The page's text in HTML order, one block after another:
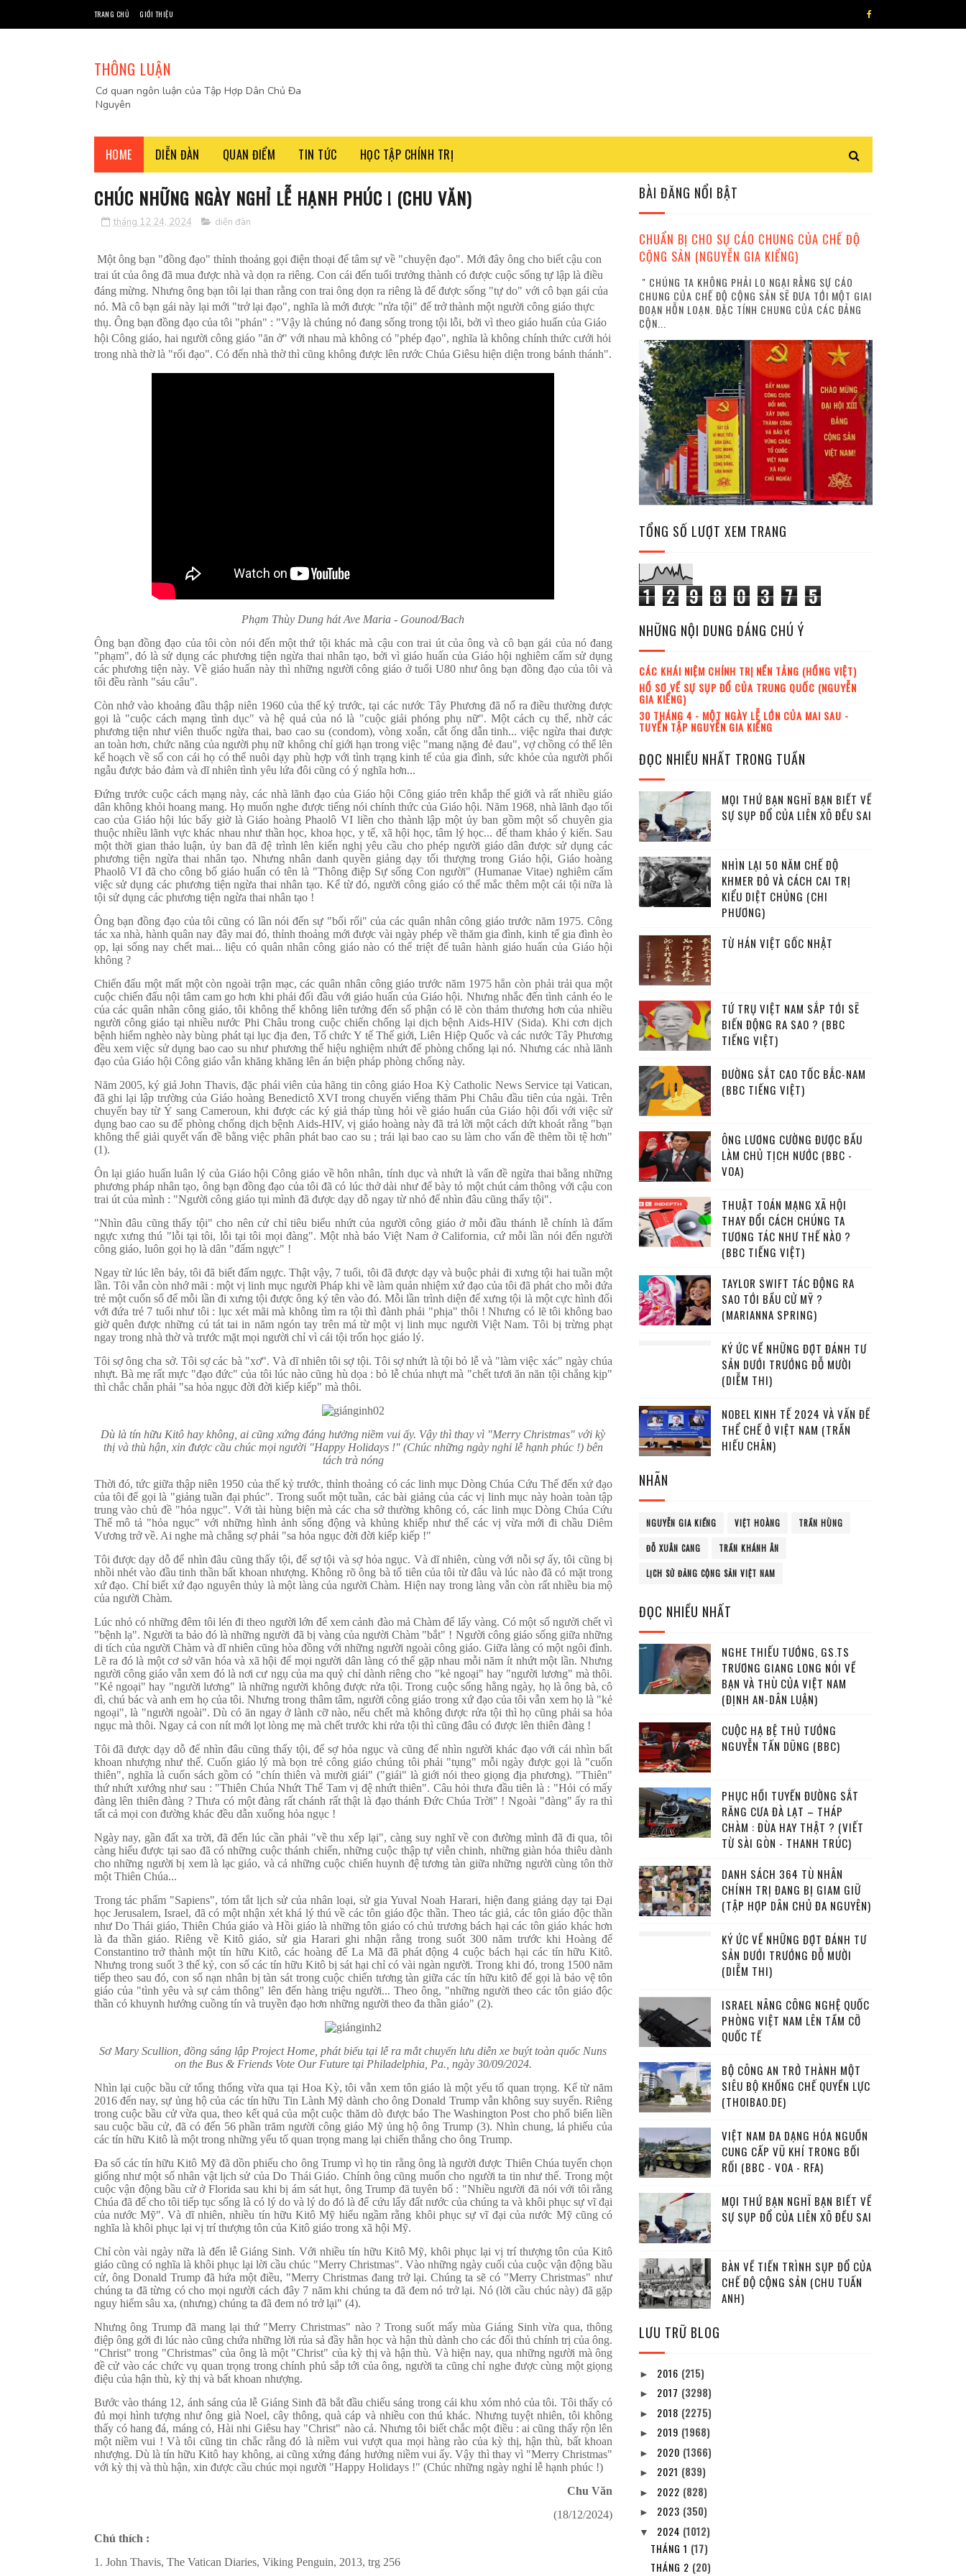
TRANG CHỦ GIỚI THIỆU
THÔNG LUẬN
Cơ quan ngôn luận của Tập Hợp Dân Chủ Đa
Nguyên
HOME DIỄN ĐÀN QUAN ĐIỂM TIN TỨC HỌC TẬP CHÍNH TRỊ
CHÚC NHỮNG NGÀY NGHỈ LỄ HẠNH PHÚC ! (CHU VĂN)
tháng 12 24, 2024 diễn đàn
Một ông bạn "đồng đạo" thỉnh thoảng gọi điện thoại để tâm sự về "chuyện đạo". Mới đây ông cho biết cậu con
trai út của ông đã mua được nhà và dọn ra riêng. Con cái đến tuổi trưởng thành có được cuộc sống tự lập là điều
đáng mừng. Nhưng ông bạn tôi lại than rằng con trai ông dọn ra riêng là để được sống "tự do" với cô bạn gái của
nó. Mà cô bạn gái này lại mới "trở lại đạo", nghĩa là mới được "rửa tội" để trở thành một người công giáo thực
thụ. Ông bạn đồng đạo của tôi "phán" : "Vậy là chúng nó đang sống trong tội lỗi, bởi vì theo giáo huấn của Giáo
hội Công giáo, hai người công giáo "ăn ở" với nhau mà không có "phép đạo", nghĩa là không chính thức cưới hỏi
trong nhà thờ là "rối đạo". Có đến nhà thờ thì cũng không được lên rước Chúa Giêsu hiện diện trong bánh thánh".
Phạm Thùy Dung hát Ave Maria - Gounod/Bach
Ông bạn đồng đạo của tôi còn nói đến một thứ tội khác mà cậu con trai út của ông và cô bạn gái của nó đang
"phạm", đó là sử dụng các phương tiện ngừa thai nhân tạo, bởi vì giáo huấn của Giáo hội nghiêm cấm sử dụng
các phương tiện này. Về giáo huấn này thì những người công giáo ở tuổi U80 như ông bạn đồng đạo của tôi và
tôi đều rành "sáu câu".
Còn nhớ vào khoảng đầu thập niên 1960 của thế kỷ trước, tại các nước Tây Phương đã nổ ra điều thường được
gọi là "cuộc cách mạng tình dục" và hệ quả của nó là "cuộc giải phóng phụ nữ". Một cách cụ thể, nhờ các
phương tiện như viên thuốc ngừa thai, bao cao su (condom), vòng xoắn, cắt ống dẫn tinh... việc ngừa thai được
an toàn hơn, chức năng của người phụ nữ không chỉ giới hạn trong việc "mang nặng đẻ đau", vợ chồng có thể lên
kế hoạch về số con cái họ có thể nuôi dạy phù hợp với tình trạng kinh tế của gia đình, sức khỏe của người phối
ngẫu được bảo đảm và dĩ nhiên tình yêu lứa đôi cũng có ý nghĩa hơn...
Đứng trước cuộc cách mạng này, các nhà lãnh đạo của Giáo hội Công giáo trên khắp thế giới và rất nhiều giáo
dân không khỏi hoang mang. Họ muốn nghe được tiếng nói chính thức của Giáo hội. Năm 1968, nhà lãnh đạo tối
cao của Giáo hội lúc bấy giờ là Giáo hoàng Phaolô VI liền cho thành lập một ủy ban gồm một số chuyên gia
thuộc nhiều lãnh vực khác nhau như thần học, khoa học, y tế, xã hội học, tâm lý học... để tham khảo ý kiến. Sau
một thời gian thảo luận, ủy ban đã đệ trình lên kiến nghị yêu cầu cho phép người giáo dân được sử dụng các
phương tiện ngừa thai nhân tạo. Nhưng nhân danh quyền giảng dạy tối thượng trong Giáo hội, Giáo hoàng
Phaolô VI đã cho công bố giáo huấn có tên là "Thông điệp Sự sống Con người" (Humanae Vitae) nghiêm cấm
việc sử dụng các phương tiện ngừa thai nhân tạo. Kể từ đó, người công giáo có thể mắc thêm một cái tội nữa là
tội sử dụng các phương tiện ngừa thai nhân tạo !
Ông bạn đồng đạo của tôi cũng có lần nói đến sự "bối rối" của các quân nhân công giáo trước năm 1975. Công
tác xa nhà, hành quân nay đây mai đó, thỉnh thoảng mới được vài ngày phép về thăm gia đình, kinh tế gia đình èo
ọp, lại sống nay chết mai... liệu có quân nhân công giáo nào có thể triệt để tuân hành giáo huấn của Giáo hội
không ?
Chiến đấu một mất một còn ngoài trận mạc, các quân nhân công giáo trước năm 1975 hẳn còn phải trải qua một
cuộc chiến đấu nội tâm cam go hơn khi phải đối đầu với giáo huấn của Giáo hội. Nhưng nhắc đến tình cảnh éo le
của các quân nhân công giáo, tôi không thể không liên tưởng đến số phận có lẽ còn thảm thương hơn của nhiều
người công giáo tại nhiều nước Phi Châu trong cuộc chiến chống lại dịch bệnh Aids-HIV (Sida). Khi cơn dịch
bệnh hiểm nghèo này bùng phát tại lục địa đen, Tổ chức Y tế Thế giới, Liên Hiệp Quốc và các nước Tây Phương
đều xem việc sử dụng bao cao su như phương thế hiệu nghiệm nhứt để phòng chống lại nó. Nhưng các nhà lãnh
đạo của Giáo hội Công giáo vẫn khăng khăng lên án biện pháp phòng chống này.
Năm 2005, ký giả John Thavis, đặc phái viên của hãng tin công giáo Hoa Kỳ Catholic News Service tại Vatican,
đã ghi lại lập trường của Giáo hoàng Benedictô XVI trong chuyến viếng thăm Phi Châu đầu tiên của ngài. Trên
chuyến bay từ Ý sang Cameroun, khi được các ký giả tháp tùng hỏi về giáo huấn của Giáo hội đối với việc sử
dụng bao cao su để phòng chống dịch bệnh Aids-HIV, vị giáo hoàng này đã trả lời một cách dứt khoát rằng "bạn
không thể giải quyết vấn đề bằng việc phân phát bao cao su ; trái lại bao cao su làm cho vấn đề thêm tồi tệ hơn"
(1).
Ôn lại giáo huấn luân lý của Giáo hội Công giáo về hôn nhân, tính dục và nhứt là vấn đề ngừa thai bằng những
phương pháp nhân tạo, ông bạn đồng đạo của tôi đã có lúc thở dài như để bày tỏ một chút cảm thông với cậu con
trai út của mình : "Người công giáo tụi mình đã được dạy dỗ ngay từ nhỏ để nhìn đâu cũng thấy tội".
"Nhìn đâu cũng thấy tội" cho nên cử chỉ tiêu biểu nhứt của người công giáo ở mỗi đầu thánh lễ chính là đấm
ngực xưng thú "lỗi tại tôi, lỗi tại tôi mọi đàng". Một nhà báo Việt Nam ở California, cứ mỗi lần nói đến người
công giáo, luôn gọi họ là dân "đấm ngực" !
Ngay từ lúc lên bảy, tôi đã biết đấm ngực. Thật vậy, 7 tuổi, tôi đã được dạy và buộc phải đi xưng tội hai tuần một
lần. Tôi vẫn còn nhớ mãi : một vị linh mục người Pháp khi về làm quản nhiệm xứ đạo của tôi đã phát cho mỗi đứa
trẻ một cuốn sổ để mỗi lần đi xưng tội được ông ký tên vào đó. Mỗi lần trình diện để xưng tội là một cực hình đối
với đứa trẻ 7 tuổi như tôi : lục xét mãi mà không tìm ra tội thì đành phải "phịa" thôi ! Nhưng có lẽ tôi không bao
giờ quên được những cú tát tai in năm ngón tay trên má từ một vị linh mục người Việt Nam. Tôi bị trừng phạt
ngay trong nhà thờ và trước mặt mọi người chỉ vì cái tội trốn học giáo lý.
Tôi sợ ông cha sở. Tôi sợ các bà "xơ". Và dĩ nhiên tôi sợ tội. Tôi sợ nhứt là tội bỏ lễ và "làm việc xác" ngày chúa
nhựt. Bà mẹ rất mực "đạo đức" của tôi lúc nào cũng hù dọa : bỏ lễ chúa nhựt mà "chết tươi ăn năn tội chẳng kịp"
thì chắc chắn phải "sa hỏa ngục đời đời kiếp kiếp" mà thôi.
Dù là tín hữu Kitô hay không, ai cũng xứng đáng hưởng niềm vui ấy. Vậy thì thay vì "Merry Christmas" với kỳ
thị và thù hận, xin được cầu chúc mọi người "Happy Holidays !" (Chúc những ngày nghỉ lễ hạnh phúc !) bên
tách trà nóng
Thời đó, tức giữa thập niên 1950 của thế kỷ trước, thỉnh thoảng có các linh mục Dòng Chúa Cứu Thế đến xứ đạo
của tôi để gọi là "giảng tuần đại phúc". Trong suốt một tuần, các bài giảng của các vị linh mục này hoàn toàn tập
trung vào chủ đề "hỏa ngục". Với tài hùng biện mà các cha sở thường không có, các linh mục Dòng Chúa Cứu
Thế mô tả "hỏa ngục" với những hình ảnh sống động và khủng khiếp như thể các vị vừa mới đi chầu Diêm
Vương trở về. Ai nghe mà chẳng sợ phải "sa hỏa ngục đời đời kiếp kiếp !"
Tôi được dạy dỗ để nhìn đâu cũng thấy tội, để sợ tội và sợ hỏa ngục. Và dĩ nhiên, cùng với nỗi sợ ấy, tôi cũng bị
nhồi nhét vào đầu tinh thần bất khoan nhượng. Không rõ ông bà tổ tiên của tôi từ đâu và lúc nào đã có mặt trong
xứ đạo. Chỉ biết xứ đạo nguyên thủy là một làng của người Chàm. Hiện nay trong làng vẫn còn rất nhiều bia mộ
của người Chàm.
Lúc nhỏ có những đêm tôi lén đi theo người lớn để xem cảnh đào mả Chàm để lấy vàng. Có một số người chết vì
"bệnh lạ". Người ta bảo đó là những người đã bị vàng của người Chàm "bắt" ! Người công giáo sống giữa những
di tích của người Chàm và dĩ nhiên cũng hòa đồng với những người ngoài công giáo. Giữa làng có một ngôi đình.
Lẽ ra đó là một cơ sở văn hóa và xã hội để mọi người dân làng có thể gặp nhau mỗi năm ít nhứt một lần. Nhưng
người công giáo vẫn xem đó là nơi cư ngụ của ma quỷ chỉ dành riêng cho "kẻ ngoại" hay "người lương" mà thôi.
"Kẻ ngoại" hay "người lương" là những người không được rửa tội. Trong cuộc sống hằng ngày, họ là ông bà, cô
dì, chú bác và anh em họ của tôi. Nhưng trong thâm tâm, người công giáo trong xứ đạo của tôi vẫn xem họ là "kẻ
ngoại", là "người ngoài". Dù có ăn ngay ở lành cỡ nào, nếu chết mà không được rửa tội thì họ cũng phải sa hỏa
ngục mà thôi. Ngay cả con nít mới lọt lòng mẹ mà chết trước khi rửa tội thì cũng đâu có được lên thiên đàng !
Tôi đã được dạy dỗ để nhìn đâu cũng thấy tội, để sợ hỏa ngục và cũng để nhìn người khác đạo với cái nhìn bất
khoan nhượng như thế. Cuốn giáo lý mà bọn trẻ công giáo chúng tôi phải "tụng" mỗi ngày được gọi là "cuốn
thiên", nghĩa là cuốn sách gồm có "chín thiên và mười giái" ("giái" là giới nói theo giọng địa phương). "Thiên"
thứ nhứt xướng như sau : "Thiên Chúa Nhứt Thể Tam vị đệ nhứt thiên". Câu hỏi thưa đầu tiên là : "Hỏi có mấy
đàng lên thiên đàng ? Thưa có một đàng rất chánh rất thật là đạo thánh Đức Chúa Trời" ! Ngoài "đàng" ấy ra thì
tất cả mọi con đường khác đều dẫn xuống hỏa ngục !
Ngày nay, gần đất xa trời, đã đến lúc cần phải "về thu xếp lại", càng suy nghĩ về con đường mình đã đi qua, tôi
càng hiểu được tại sao đã có những cuộc thánh chiến, những cuộc thập tự viễn chinh, những giàn hỏa thiêu dành
cho những người bị xem là lạc giáo, và cả những cuộc chiến huynh đệ tương tàn giữa những người cùng tôn thờ
một Thiên Chúa...
Trong tác phẩm "Sapiens", tóm tắt lịch sử của nhân loại, sử gia Yuval Noah Harari, hiện đang giảng dạy tại Đại
học Jerusalem, Israel, đã có một nhận xét khá lý thú về các tôn giáo độc thần. Theo tác giả, các tôn giáo độc thần
như Do Thái giáo, Thiên Chúa giáo và Hồi giáo là những tôn giáo có chủ trương bách hại các tôn giáo khác hơn
là đa thần giáo. Riêng về Kitô giáo, sử gia Harari ghi nhận rằng trong suốt 300 năm trước khi Hoàng đế
Constantino trở thành một tín hữu Kitô, các hoàng đế La Mã đã phát động 4 cuộc bách hại các tín hữu Kitô.
Nhưng trong suốt 3 thế kỷ, con số các tín hữu Kitô bị sát hại chỉ có vài ngàn người. Trong khi đó, trong 1500 năm
tiếp theo sau đó, con số nạn nhân bị tàn sát trong cuộc chiến tương tàn giữa các tín hữu kitô để gọi là bảo vệ tôn
giáo của "tình yêu và sự cảm thông" lên đến hàng triệu người... Theo ông, "những người theo các tôn giáo độc
thần có khuynh hướng cuồng tín và truyền đạo hơn những người theo đa thần giáo" (2).
Sơ Mary Scullion, đồng sáng lập Project Home, phát biểu tại lễ ra mắt chuyến lưu diễn xe buýt toàn quốc Nuns
on the Bus & Friends Vote Our Future tại Philadelphia, Pa., ngày 30/09/2024.
Nhìn lại cuộc bầu cử tổng thống vừa qua tại Hoa Kỳ, tôi vẫn xem tôn giáo là một yếu tố quan trọng. Kể từ năm
2016 đến nay, sự ủng hộ của các tín hữu Tin Lành Mỹ dành cho ông Donald Trump vẫn không suy suyển. Riêng
trong cuộc bầu cử vừa qua, theo kết quả của một cuộc thăm dò được báo The Washington Post cho phổ biến liền
sau cuộc bầu cử, đã có đến 56 phần trăm người công giáo Mỹ ủng hộ ông Trump (3). Nhìn chung, lá phiếu của
các tín hữu Kitô là một trong những yếu tố quan trọng mang lại chiến thắng cho ông Trump.
Đa số các tín hữu Kitô Mỹ đã dồn phiếu cho ông Trump vì họ tin rằng ông là người được Thiên Chúa tuyển chọn
giống như một số nhân vật lịch sử của Do Thái Giáo. Chính ông cũng muốn cho người ta tin như thế. Trong một
cuộc vận động bầu cử ở Florida sau khi bị ám sát hụt, ông Trump đã tuyên bố : "Nhiều người đã nói với tôi rằng
Chúa đã để cho tôi tiếp tục sống là có lý do và lý do đó là để cứu lấy đất nước của chúng ta và khôi phục sự vĩ đại
của nước Mỹ". Và dĩ nhiên, nhiều tín hữu Kitô Mỹ hiểu ngầm rằng khôi phục sự vĩ đại của nước Mỹ cũng có
nghĩa là khôi phục lại vị trí thượng tôn của Kitô giáo trong xã hội Mỹ.
Chỉ còn vài ngày nữa là đến lễ Giáng Sinh. Với nhiều tín hữu Kitô Mỹ, khôi phục lại vị trí thượng tôn của Kitô
giáo cũng có nghĩa là khôi phục lại lời cầu chúc "Merry Christmas". Vào những ngày cuối của cuộc vận động bầu
cử, ông Donald Trump đã hứa một điều, "Merry Christmas đang trở lại. Chúng ta sẽ có "Merry Christmas" như
chúng ta đã từng có cho mọi người cách đây 7 năm khi chúng ta đã đem nó trở lại. Nó (lời cầu chúc này) đã gặp
nguy hiểm sâu xa, (nhưng) chúng ta đã đem nó trở lại" (4).
Nhưng ông Trump đã mang lại thứ "Merry Christmas" nào ? Trong suốt mấy mùa Giáng Sinh vừa qua, thông
điệp ông gởi đi lúc nào cũng chứa những lời rủa sả đầy hằn học và hận thù dành cho các đối thủ chính trị của ông.
"Christ" trong "Christmas" của ông là một "Christ" của kỳ thị và hận thù. Và hiện nay, qua những người mà ông
đề cử vào các chức vụ quan trọng trong chính phủ sắp tới của ông, người ta cũng chỉ nghe được cùng một giọng
điệu của hận thù, kỳ thị và bất khoan nhượng.
Bước vào tháng 12, ánh sáng của lễ Giáng Sinh đã bắt đầu chiếu sáng trong cái khu xóm nhỏ của tôi. Tôi thấy có
đủ mọi hình tượng như ông già Noel, cây thông, quà cáp và nhiều con thú khác. Nhưng tuyệt nhiên, tôi không
thấy có hang đá, máng cỏ, Hài nhi Giêsu hay "Christ" nào cả. Nhưng tôi biết chắc một điều : ai cũng thấy rộn lên
một niềm vui ! Và tôi cũng tin chắc rằng đó là niềm vui vượt qua mọi hàng rào của kỳ thị, hận thù, bất khoan
nhượng. Dù là tín hữu Kitô hay không, ai cũng xứng đáng hưởng niềm vui ấy. Vậy thì thay vì "Merry Christmas"
với kỳ thị và thù hận, xin được cầu chúc mọi người "Happy Holidays !" (Chúc những ngày nghỉ lễ hạnh phúc !)
Chu Văn
(18/12/2024)
Chú thích :
1. John Thavis, The Vatican Diaries, Viking Penguin, 2013, trg 256
BÀI ĐĂNG NỔI BẬT
CHUẨN BỊ CHO SỰ CÁO CHUNG CỦA CHẾ ĐỘ
CỘNG SẢN (NGUYỄN GIA KIỂNG)
" CHÚNG TA KHÔNG PHẢI LO NGẠI RẰNG SỰ CÁO
CHUNG CỦA CHẾ ĐỘ CỘNG SẢN SẼ ĐƯA TỚI MỘT GIAI
ĐOẠN HỖN LOẠN. ĐẶC TÍNH CHUNG CỦA CÁC ĐẢNG
CỘN...
TỔNG SỐ LƯỢT XEM TRANG
1 2 9 8 0 3 7 5
NHỮNG NỘI DUNG ĐÁNG CHÚ Ý
CÁC KHÁI NIỆM CHÍNH TRỊ NỀN TẢNG (HỒNG VIỆT)
HỒ SƠ VỀ SỰ SỤP ĐỔ CỦA TRUNG QUỐC (NGUYỄN
GIA KIỂNG)
30 THÁNG 4 - MỘT NGÀY LỄ LỚN CỦA MAI SAU -
TUYỂN TẬP NGUYỄN GIA KIỂNG
ĐỌC NHIỀU NHẤT TRONG TUẦN
MỌI THỨ BẠN NGHĨ BẠN BIẾT VỀ
SỰ SỤP ĐỔ CỦA LIÊN XÔ ĐỀU SAI
NHÌN LẠI 50 NĂM CHẾ ĐỘ
KHMER ĐỎ VÀ CÁCH CAI TRỊ
KIỂU DIỆT CHỦNG (CHI
PHƯƠNG)
TỪ HÁN VIỆT GỐC NHẬT
TỨ TRỤ VIỆT NAM SẮP TỚI SẼ
BIẾN ĐỘNG RA SAO ? (BBC
TIẾNG VIỆT)
ĐƯỜNG SẮT CAO TỐC BẮC-NAM
(BBC TIẾNG VIỆT)
ÔNG LƯƠNG CƯỜNG ĐƯỢC BẦU
LÀM CHỦ TỊCH NƯỚC (BBC -
VOA)
THUẬT TOÁN MẠNG XÃ HỘI
THAY ĐỔI CÁCH CHÚNG TA
TƯƠNG TÁC NHƯ THẾ NÀO ?
(BBC TIẾNG VIỆT)
TAYLOR SWIFT TÁC ĐỘNG RA
SAO TỚI BẦU CỬ MỸ ?
(MARIANNA SPRING)
KÝ ỨC VỀ NHỮNG ĐỢT ĐÁNH TƯ
SẢN DƯỚI TRƯỚNG ĐỖ MƯỜI
(DIỄM THI)
NOBEL KINH TẾ 2024 VÀ VẤN ĐỀ
THỂ CHẾ Ở VIỆT NAM (TRẦN
HIẾU CHÂN)
NHÃN
NGUYỄN GIA KIỂNG VIỆT HOÀNG TRẦN HÙNG
ĐỖ XUÂN CANG TRẦN KHÁNH ÂN
LỊCH SỬ ĐẢNG CỘNG SẢN VIỆT NAM
ĐỌC NHIỀU NHẤT
NGHE THIẾU TƯỚNG, GS.TS
TRƯƠNG GIANG LONG NÓI VỀ
BẠN VÀ THÙ CỦA VIỆT NAM
(ĐỊNH AN-DÂN LUẬN)
CUỘC HẠ BỆ THỦ TƯỚNG
NGUYỄN TẤN DŨNG (BBC)
PHỤC HỒI TUYẾN ĐƯỜNG SẮT
RĂNG CƯA ĐÀ LẠT – THÁP
CHÀM : ĐÙA HAY THẬT ? (VIẾT
TỪ SÀI GÒN - THANH TRÚC)
DANH SÁCH 364 TÙ NHÂN
CHÍNH TRỊ ĐANG BỊ GIAM GIỮ
(TẬP HỢP DÂN CHỦ ĐA NGUYÊN)
KÝ ỨC VỀ NHỮNG ĐỢT ĐÁNH TƯ
SẢN DƯỚI TRƯỚNG ĐỖ MƯỜI
(DIỄM THI)
ISRAEL NÂNG CÔNG NGHỆ QUỐC
PHÒNG VIỆT NAM LÊN TẦM CỠ
QUỐC TẾ
BỘ CÔNG AN TRỞ THÀNH MỘT
SIÊU BỘ KHỐNG CHẾ QUYỀN LỰC
(THOIBAO.DE)
VIỆT NAM ĐA DẠNG HÓA NGUỒN
CUNG CẤP VŨ KHÍ TRONG BỐI
RỐI (BBC - VOA - RFA)
MỌI THỨ BẠN NGHĨ BẠN BIẾT VỀ
SỰ SỤP ĐỔ CỦA LIÊN XÔ ĐỀU SAI
BÀN VỀ TIẾN TRÌNH SỤP ĐỔ CỦA
CHẾ ĐỘ CỘNG SẢN (CHU TUẤN
ANH)
LƯU TRỮ BLOG
► 2016 (215)
► 2017 (3298)
► 2018 (2275)
► 2019 (1968)
► 2020 (1366)
► 2021 (839)
► 2022 (828)
► 2023 (350)
▼ 2024 (1012)
THÁNG 1 (17)
THÁNG 2 (20)